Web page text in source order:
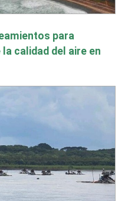
para
calidad del aire en